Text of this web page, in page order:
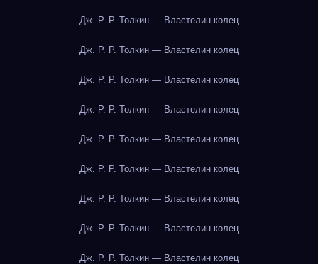
Дж. Р. Р. Толкин — Властелин колец
Дж. Р. Р. Толкин — Властелин колец
Дж. Р. Р. Толкин — Властелин колец
Дж. Р. Р. Толкин — Властелин колец
Дж. Р. Р. Толкин — Властелин колец
Дж. Р. Р. Толкин — Властелин колец
Дж. Р. Р. Толкин — Властелин колец
Дж. Р. Р. Толкин — Властелин колец
Дж. Р. Р. Толкин — Властелин колец